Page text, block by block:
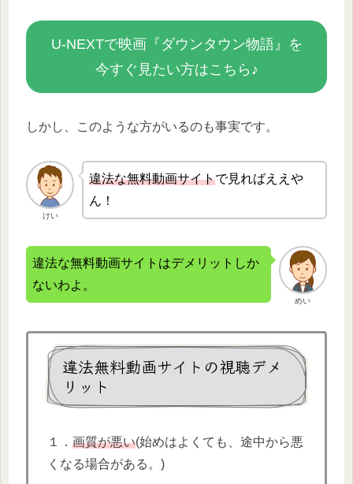
U-NEXTで映画『ダウンタウン物語』を
今すぐ見たい方はこちら♪
しかし、このような方がいるのも事実です。
けい
違法な無料動画サイトで見ればええや
ん！
めい
違法な無料動画サイトはデメリットしか
ないわよ。
違法無料動画サイトの視聴デメ
リット
１． 画質が悪い(始めはよくても、途中から悪
くなる場合がある。)